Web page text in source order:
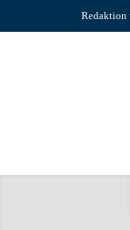
Redaktion